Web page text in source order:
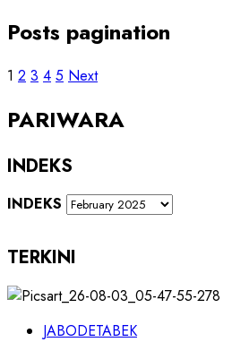
Posts pagination
1 2 3 4 5 Next
PARIWARA
INDEKS
INDEKS
TERKINI
JABODETABEK